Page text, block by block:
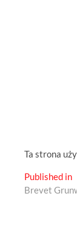
Ta strona
Nawigacja
wpisu
Published in
Brevet